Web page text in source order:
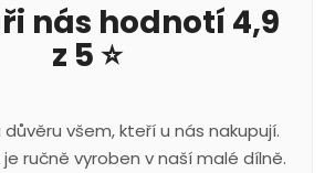
nás hodnotí 4,9
z 5 ⭐
všem, kteří u nás nakupují.
je ručně vyroben v naší malé dílně.